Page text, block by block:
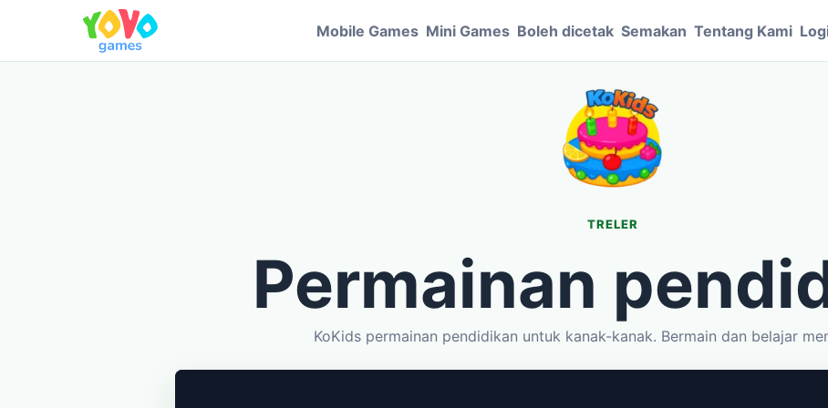
Mobile Games Mini Games Boleh dicetak Semakan Tentang Kami
TRELER
Permainan
KoKids permainan pendidikan untuk kanak-kanak. Bermain dan belajar